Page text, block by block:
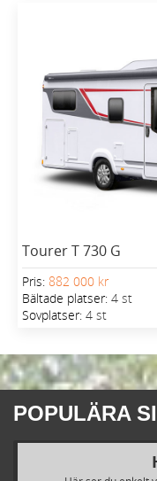
Tourer T 730 G
Pris: 882 000 kr
Bältade platser: 4 st
Sovplatser: 4 st
POPULÄRA